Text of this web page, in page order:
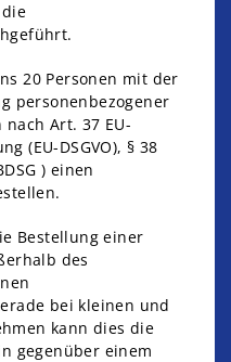
20 Personen mit der
personenbezogener
Art. 37 EU-
(EU-DSGVO), § 38
) einen
Bestellung einer
des
bei kleinen und
kann dies die
gegenüber einem